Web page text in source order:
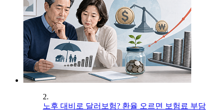
2.
노후 대비로 달러보험? 환율 오르면 보험료 부담